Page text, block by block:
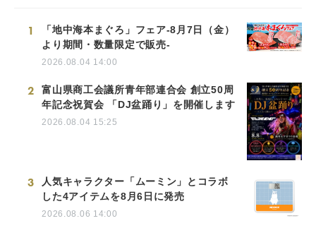
1
「地中海本まぐろ」フェア-8月7日（金）
より期間・数量限定で販売-
2026.08.04 14:00
2
富山県商工会議所青年部連合会 創立50周
年記念祝賀会 「DJ盆踊り」を開催します
2026.08.04 15:25
3
人気キャラクター「ムーミン」とコラボ
した4アイテムを8月6日に発売
2026.08.06 14:00